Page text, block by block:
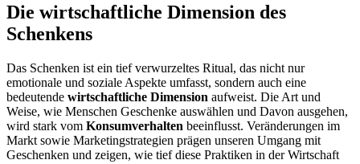
Die wirtschaftliche Dimension des
Schenkens
Das Schenken ist ein tief verwurzeltes Ritual, das nicht nur
emotionale und soziale Aspekte umfasst, sondern auch eine
bedeutende wirtschaftliche Dimension aufweist. Die Art und
Weise, wie Menschen Geschenke auswählen und Davon ausgehen,
wird stark vom Konsumverhalten beeinflusst. Veränderungen im
Markt sowie Marketingstrategien prägen unseren Umgang mit
Geschenken und zeigen, wie tief diese Praktiken in der Wirtschaft